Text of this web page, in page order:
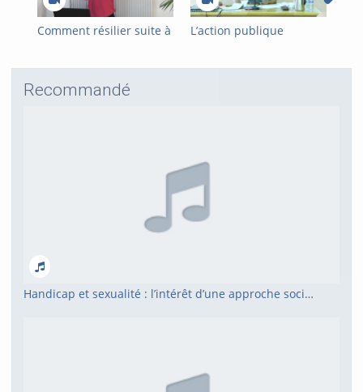
Comment résilier suite à
L’action publique
Recommandé
Handicap et sexualité : l’intérêt d’une approche sociologique